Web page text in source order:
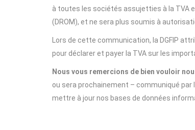
à toutes les sociétés assujetties à la TVA
(DROM), et ne sera plus soumis à
Lors de cette communication, la DGFIP
pour déclarer et payer la TVA sur les
Nous vous remercions de bien vouloir
ou sera prochainement – communiqué par
mettre à jour nos bases de données